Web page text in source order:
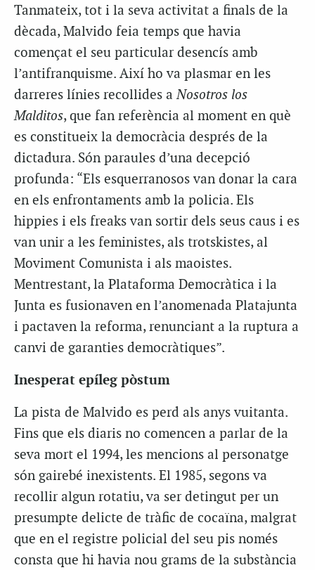
Tanmateix, tot i la seva activitat a finals de la
dècada, Malvido feia temps que havia
començat el seu particular desencís amb
l’antifranquisme. Així ho va plasmar en les
darreres línies recollides aNosotros los
Malditos, que fan referència al moment en què
es constitueix la democràcia després de la
dictadura. Són paraules d’una decepció
profunda: “Els esquerranosos van donar la cara
en els enfrontaments amb la policia. Els
hippies i els freaks van sortir dels seus caus i es
van unir a les feministes, als trotskistes, al
Moviment Comunista i als maoistes.
Mentrestant, la Plataforma Democràtica i la
Junta es fusionaven en l’anomenada Platajunta
i pactaven la reforma, renunciant a la ruptura a
canvi de garanties democràtiques”.
Inesperat epíleg pòstum
La pista de Malvido es perd als anys vuitanta.
Fins que els diaris no comencen a parlar de la
seva mort el 1994, les mencions al personatge
són gairebé inexistents. El 1985, segons va
recollir algun rotatiu, va ser detingut per un
presumpte delicte de tràfic de cocaïna, malgrat
que en el registre policial del seu pis només
consta que hi havia nou grams de la substància